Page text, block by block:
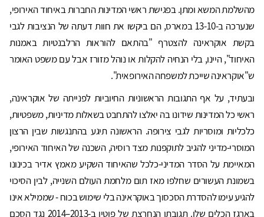
מהשלמת המשא ומתן. בפגישת ראשי המדינות החברות באיחוד האירופי,
שנערכה ב-13-10 במארס, הם ביקשו את חוות דעתה של הנציבות לגבי
בקשת אוקראינה להצטרף "בהתאם להוראות הרלבנטיות באמנות
האיחוד", היינו, בלי הנחיה להקלות או נוהל מזורז אבל עם משפט האומר
ש"אוקראינה שייכת למשפחה האירופאית".
ובעתיד, על אף התגובות הראשוניות החיוביות לפנייתה של אוקראינה,
ראשי כל המדינות שידונו בה יאלצו להתחבט בשאלות מדיניות, משפטיות,
כלכליות ומוסריות לגבי צירופה. הראשונה תיגע בהתנגשות שבין הרצון
המוסרי-מדיני להגיב לתוקפנות מצד רוסיה, השכנה של האיחוד האירופי,
המאיימת על הסדר המדיני-כלכל שהאיחוד השקיע מאמץ אדיר בכינונו
בשמונת העשורים שחלפו מאז תום מלחמת העולם השנייה, לבין הסיכוי
להגיע עימו להסדרת הסכסוך באוקראינה בלי שימוש בכוח - שממילא אינו
בארגז הכלים שלו. תגובתו הנחרצת של פוטין ב-2013–2014 נגד הסכם